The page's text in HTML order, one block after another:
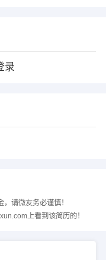
录
请微友务必谨慎！
上看到该简历的！